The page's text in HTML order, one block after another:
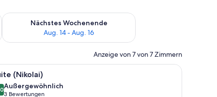
Aug. 7 - Aug. 9.
Nächstes Wochenende
Aug. 14 - Aug. 16
Überprüfe die Verfügbarkeit für nächstes Wochenende, Aug.
Anzeige von 7 von 7 Zimmern
und Blick ins Freie. Ein Hotelzimmer mit Bett, Nachttisch,
6 (Nikolai)
von 10
Außergewöhnlich
3 Bewertungen
(3